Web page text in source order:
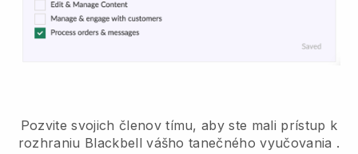
Pozvite svojich členov tímu, aby ste mali prístup k
rozhraniu Blackbell vášho tanečného vyučovania .